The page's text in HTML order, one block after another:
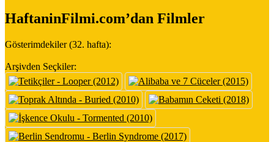
HaftaninFilmi.com’dan Filmler
Gösterimdekiler (32. hafta):
Arşivden Seçkiler: